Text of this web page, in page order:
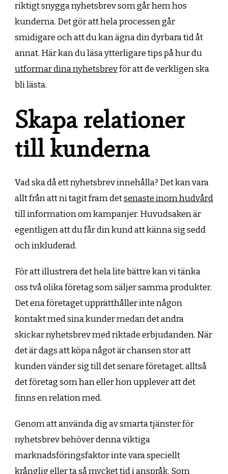
riktigt snygga nyhetsbrev som går hem hos
kunderna. Det gör att hela processen går
smidigare och att du kan ägna din dyrbara tid åt
annat. Här kan du läsa ytterligare tips på hur du
utformar dina nyhetsbrevför att de verkligen ska
bli lästa.
Skapa relationer
till kunderna
Vad ska då ett nyhetsbrev innehålla? Det kan vara
allt från att ni tagit fram detsenaste inom hudvård
till information om kampanjer. Huvudsaken är
egentligen att du får din kund att känna sig sedd
och inkluderad.
För att illustrera det hela lite bättre kan vi tänka
oss två olika företag som säljer samma produkter.
Det ena företaget upprätthåller inte någon
kontakt med sina kunder medan det andra
skickar nyhetsbrev med riktade erbjudanden. När
det är dags att köpa något är chansen stor att
kunden vänder sig till det senare företaget, alltså
det företag som han eller hon upplever att det
finns en relation med.
Genom att använda dig av smarta tjänster för
nyhetsbrev behöver denna viktiga
marknadsföringsfaktor inte vara speciellt
krånglig eller ta så mycket tid i anspråk. Som